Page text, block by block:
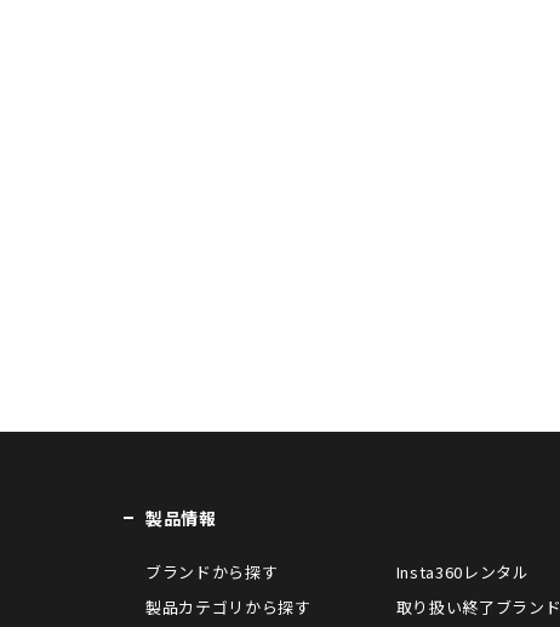
製品情報
ブランドから探す
製品カテゴリから探す
Insta360レンタル
取り扱い終了ブランド